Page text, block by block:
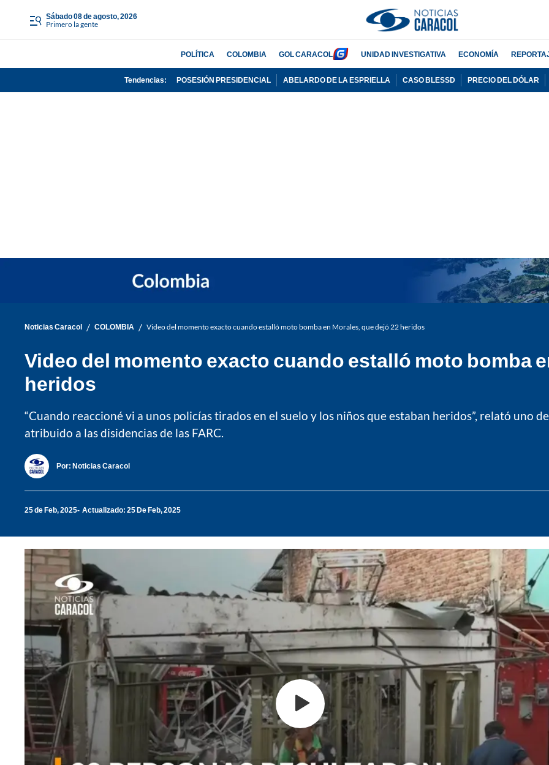
sábado 08 de agosto, 2026
Primero la gente
POLÍTICA COLOMBIA GOL CARACOL UNIDAD INVESTIGATIVA ECONOMÍA
Tendencias: POSESIÓN PRESIDENCIAL ABELARDO DE LA ESPRIELLA CASO BLESSD PRECIO DEL DÓLAR
Noticias Caracol / COLOMBIA / Video del momento exacto cuando estalló moto bomba en Morales, que dejó 22 heridos
Video del momento exacto cuando estalló moto bomba
heridos
“Cuando reaccioné vi a unos policías tirados en el suelo y los niños que estaban heridos”, relató uno
atribuido a las disidencias de las FARC.
Por: Noticias Caracol
25 de Feb, 2025 Actualizado: 25 De Feb, 2025